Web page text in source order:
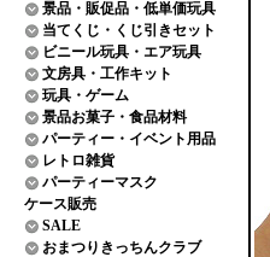
景品・販促品・低単価玩具
当てくじ・くじ引きセット
ビニール玩具・エア玩具
文房具・工作キット
玩具・ゲーム
景品お菓子・食品材料
パーティー・イベント用品
レトロ雑貨
パーティーマスク
ケース販売
SALE
おまつりきっちんクラブ